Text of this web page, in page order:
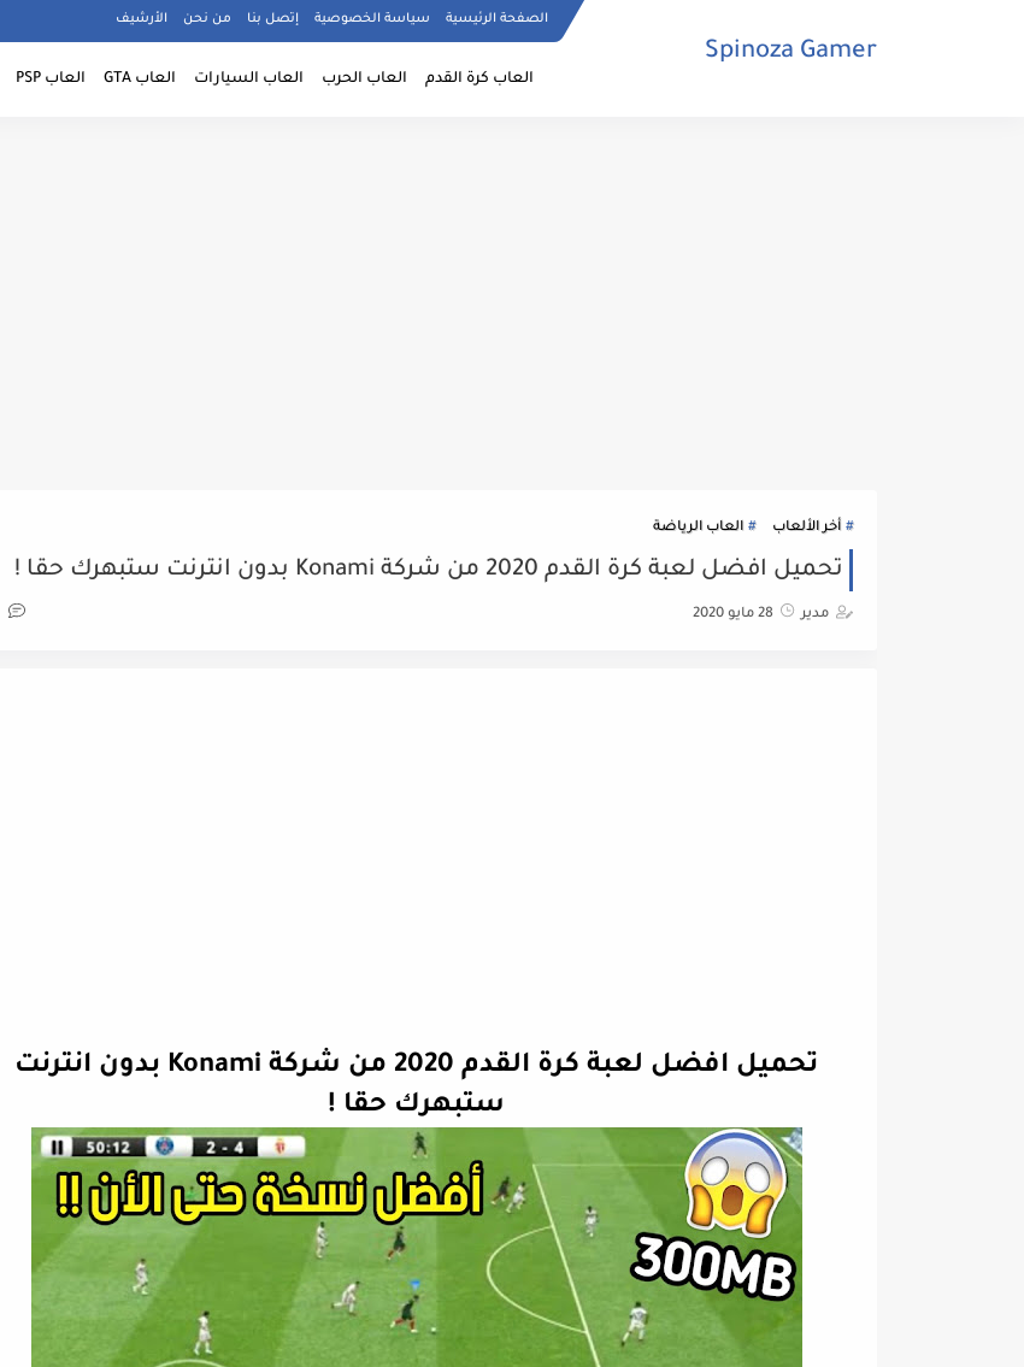
الصفحة الرئيسية سياسة الخصوصية إتصل بنا من نحن الأرشيف
Spinoza Gamer
العاب كرة القدم العاب الحرب العاب السيارات العاب GTA العاب PSP
أخر الألعاب العاب الرياضة
تحميل افضل لعبة كرة القدم 2020 من شركة Konami بدون انترنت ستبهرك حقا !
مدير 28 مايو 2020
تحميل افضل لعبة كرة القدم 2020 من شركة Konami بدون انترنت
ستبهرك حقا !